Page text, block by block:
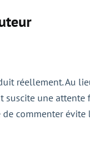
réellement. Au
une
commenter